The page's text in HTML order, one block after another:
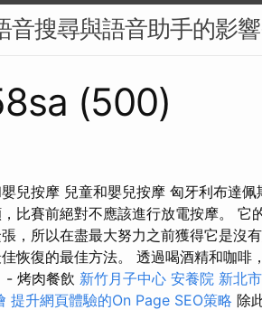
音搜尋與語音助手的影
(500)
兒按摩 兒童和嬰兒按摩 匈牙利布達
比賽前絕對不應該進行放電按摩。
，所以在盡最大努力之前獲得它是沒
恢復的最佳方法。 透過喝酒精和咖啡
- 烤肉餐飲 新竹月子中心 安養院 新北市
提升網頁體驗的On Page SEO策略 除